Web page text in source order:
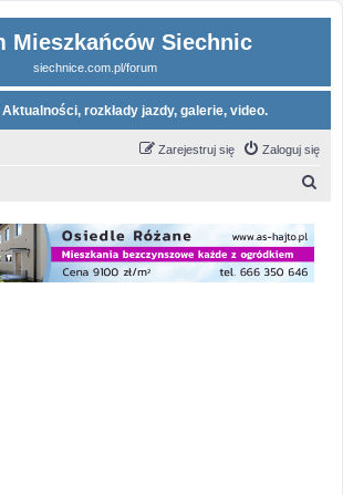
Mieszkańców Siechnic
siechnice.com.pl/forum
rozkłady jazdy, galerie, video.
Zaloguj się
Zarejestruj się